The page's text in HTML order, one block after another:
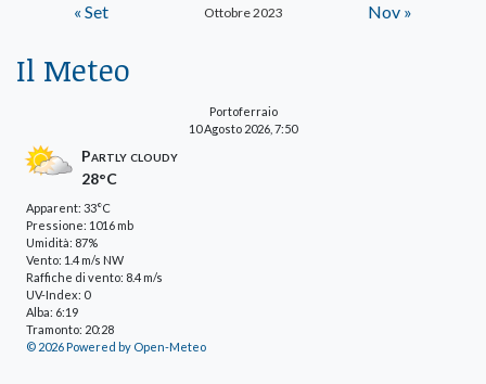
Ottobre 2023
« Set Nov »
Il Meteo
Portoferraio
10 Agosto 2026, 7:50
Partly cloudy
28°C
Apparent: 33°C
Pressione: 1016 mb
Umidità: 87%
Vento: 1.4 m/s NW
Raffiche di vento: 8.4 m/s
UV-Index: 0
Alba: 6:19
Tramonto: 20:28
© 2026 Powered by Open-Meteo